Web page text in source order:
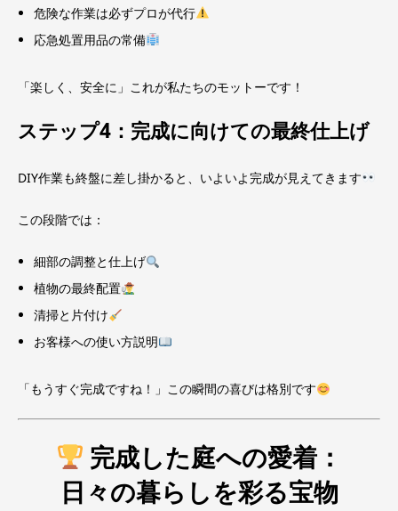
危険な作業は必ずプロが代行
応急処置用品の常備
「楽しく、安全に」これが私たちのモットーです！
ステップ4：完成に向けての最終仕上げ
DIY作業も終盤に差し掛かると、いよいよ完成が見えてきます
この段階では：
細部の調整と仕上げ
植物の最終配置
清掃と片付け
お客様への使い方説明
「もうすぐ完成ですね！」この瞬間の喜びは格別です
完成した庭への愛着：
日々の暮らしを彩る宝物